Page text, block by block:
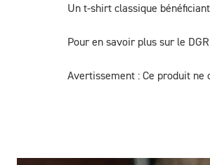
Un t-shirt classique
Pour en savoir plus sur le
Avertissement : Ce produit